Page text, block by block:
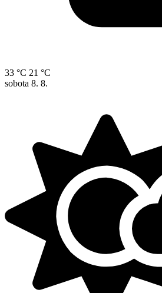
33 °C 21 °C
sobota 8. 8.